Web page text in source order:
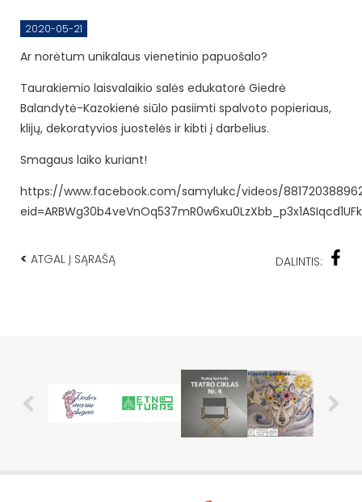
2020-05-21
Ar norėtum unikalaus vienetinio papuošalo?
Taurakiemio laisvalaikio salės edukatorė Giedrė
Balandytė-Kazokienė siūlo pasiimti spalvoto popieriaus,
klijų, dekoratyvios juostelės ir kibti į darbelius.
Smagaus laiko kuriant!
https://www.facebook.com/samylukc/videos/
< ATGAL Į SĄRAŠĄ DALINTIS: